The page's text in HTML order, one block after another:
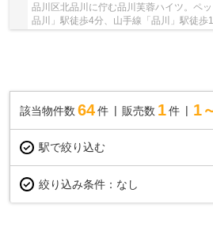
品川区北品川に佇む品川芙蓉ハイツ。ペ
品川」駅徒歩4分、山手線「品川」駅徒歩
該当物件数 64件 販売数 1 件 1
駅で絞り込む
絞り込み条件： なし